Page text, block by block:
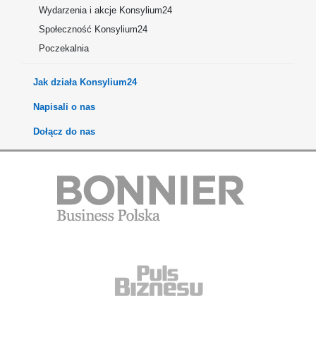
Wydarzenia i akcje Konsylium24
Społeczność Konsylium24
Poczekalnia
Jak działa Konsylium24
Napisali o nas
Dołącz do nas